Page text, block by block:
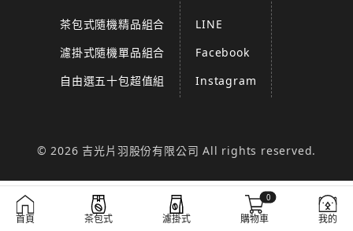
茶包式隨機精品組合
濾掛式隨機單品組合
自由選五十包超值組
LINE
Facebook
Instagram
© 2026 吉光片羽股份有限公司 All rights reserved.
首頁 茶包式 濾掛式 購物車
0
我的